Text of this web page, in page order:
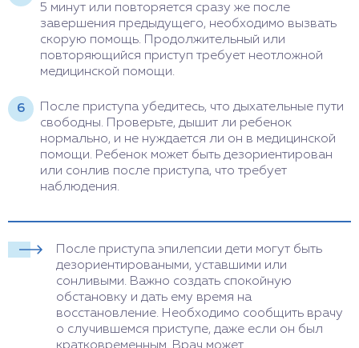
5 минут или повторяется сразу же после
завершения предыдущего, необходимо вызвать
скорую помощь. Продолжительный или
повторяющийся приступ требует неотложной
медицинской помощи.
После приступа убедитесь, что дыхательные пути
свободны. Проверьте, дышит ли ребенок
нормально, и не нуждается ли он в медицинской
помощи. Ребенок может быть дезориентирован
или сонлив после приступа, что требует
наблюдения.
После приступа эпилепсии дети могут быть
дезориентироваными, уставшими или
сонливыми. Важно создать спокойную
обстановку и дать ему время на
восстановление. Необходимо сообщить врачу
о случившемся приступе, даже если он был